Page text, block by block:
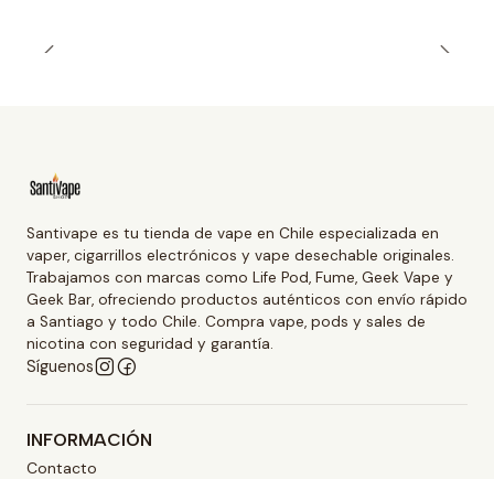
Santivape es tu tienda de vape en Chile especializada en
vaper, cigarrillos electrónicos y vape desechable originales.
Trabajamos con marcas como Life Pod, Fume, Geek Vape y
Geek Bar, ofreciendo productos auténticos con envío rápido
a Santiago y todo Chile. Compra vape, pods y sales de
nicotina con seguridad y garantía.
Síguenos
INFORMACIÓN
Contacto